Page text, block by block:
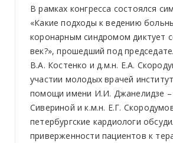
В рамках конгресса состоялся
«Какие подходы к ведению
коронарным синдромом диктует
век?», прошедший под
В.А. Костенко и д.м.н. Е.А.
участии молодых врачей
помощи имени И.И. Джанелидзе –
Сивериной и к.м.н. Е.Г.
петербургские кардиологи
приверженности пациентов к